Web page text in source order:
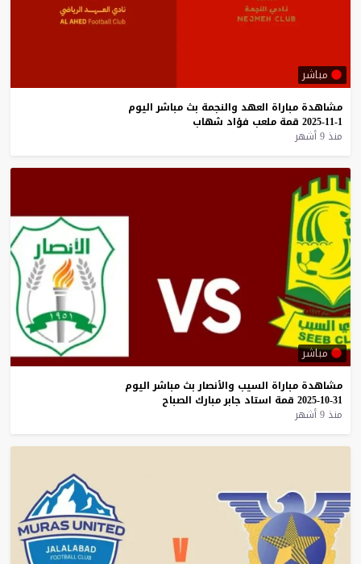
مباشر
مشاهدة مباراة العهد والنجمة بث مباشر اليوم
1-11-2025
قمة ملعب فؤاد شهاب
منذ 9 أشهر
مباشر
مشاهدة مباراة السيب والأنصار بث مباشر اليوم
31-10-2025
قمة استاد جابرمبارك الصباح
منذ 9 أشهر